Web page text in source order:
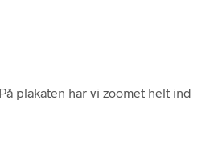
plakaten har vi zoomet helt ind